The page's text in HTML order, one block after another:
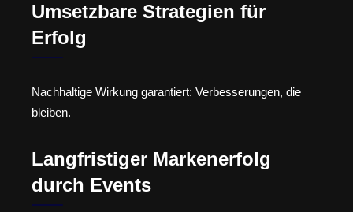
Umsetzbare Strategien für
Erfolg
Nachhaltige Wirkung garantiert: Verbesserungen, die
bleiben.
Langfristiger Markenerfolg
durch Events